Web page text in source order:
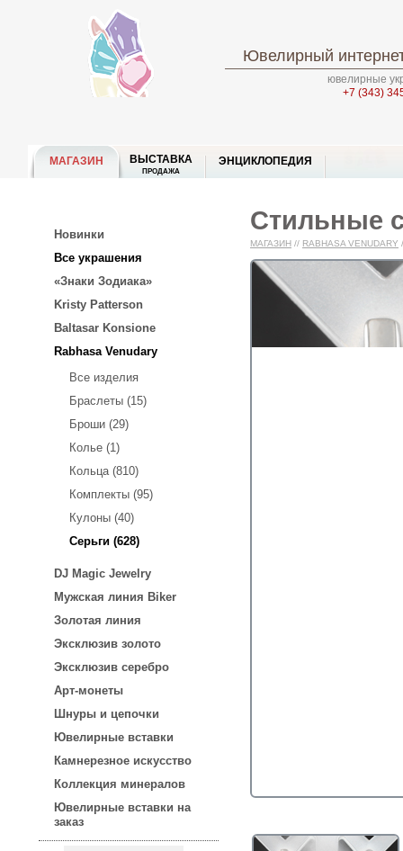
Ювелирный
ювелирные
+7 (343)
МАГАЗИН ВЫСТАВКА
ПРОДАЖА
ЭНЦИКЛОПЕДИЯ
Новинки
Все украшения
«Знаки Зодиака»
Kristy Patterson
Baltasar Konsione
Rabhasa Venudary
Все изделия
Браслеты (15)
Броши (29)
Колье (1)
Кольца (810)
Комплекты (95)
Кулоны (40)
Серьги (628)
DJ Magic Jewelry
Мужская линия Biker
Золотая линия
Эксклюзив золото
Эксклюзив серебро
Арт-монеты
Шнуры и цепочки
Ювелирные вставки
Камнерезное искусство
Коллекция минералов
Ювелирные вставки на
заказ
Стильные
МАГАЗИН // RABHASA VENUDARY